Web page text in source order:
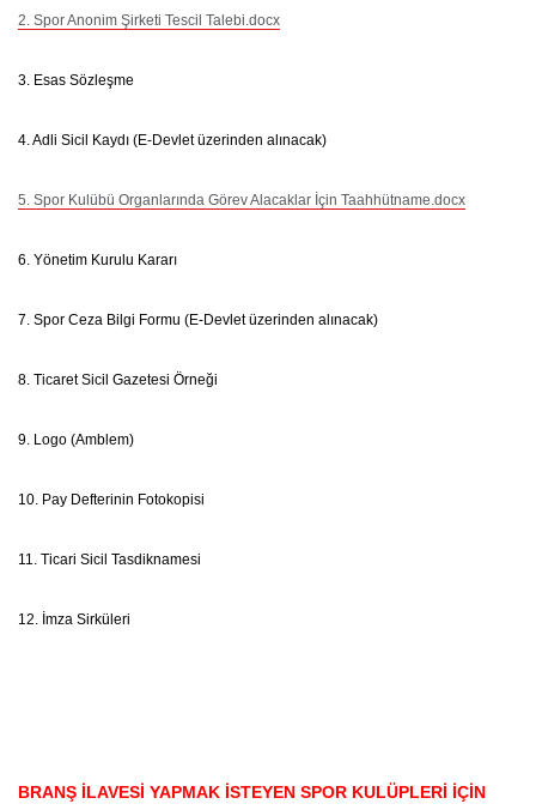
2. Spor Anonim Şirketi Tescil Talebi.docx
3. Esas Sözleşme
4. Adli Sicil Kaydı (E-Devlet üzerinden alınacak)
5. Spor Kulübü Organlarında Görev Alacaklar İçin Taahhütname.docx
6. Yönetim Kurulu Kararı
7. Spor Ceza Bilgi Formu (E-Devlet üzerinden alınacak)
8. Ticaret Sicil Gazetesi Örneği
9. Logo (Amblem)
10. Pay Defterinin Fotokopisi
11. Ticari Sicil Tasdiknamesi
12. İmza Sirküleri
BRANŞ İLAVESİ YAPMAK İSTEYEN SPOR KULÜPLERİ İÇİN